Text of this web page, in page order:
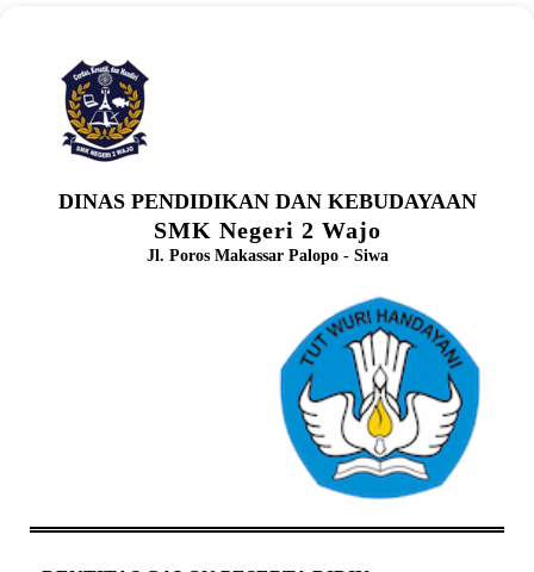
DINAS PENDIDIKAN DAN KEBUDAYAAN
SMK Negeri 2 Wajo
Jl. Poros Makassar Palopo - Siwa